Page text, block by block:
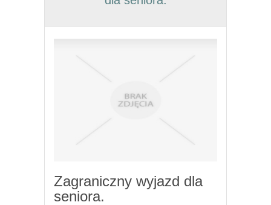
Zagraniczny wyjazd dla
seniora.